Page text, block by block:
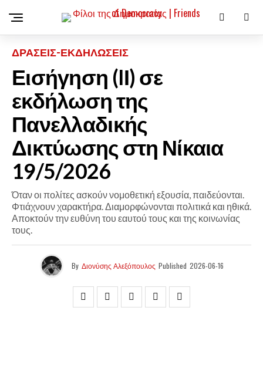
ΔΡΆΣΕΙΣ-ΕΚΔΗΛΏΣΕΙΣ
Εισήγηση (IΙ) σε
εκδήλωση της
Πανελλαδικής
Δικτύωσης στη Νίκαια
19/5/2026
Όταν οι πολίτες ασκούν νομοθετική εξουσία, παιδεύονται.
Φτιάχνουν χαρακτήρα. Διαμορφώνονται πολιτικά και ηθικά.
Αποκτούν την ευθύνη του εαυτού τους και της κοινωνίας
τους.
By Διονύσης Αλεξόπουλος Published 2026-06-16